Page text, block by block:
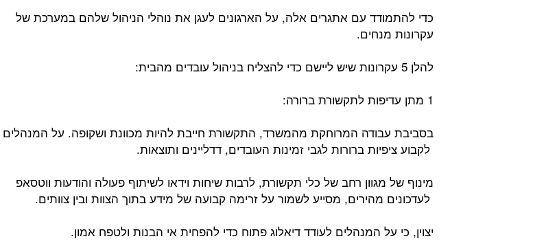
כדי להתמודד עם אתגרים אלה, על הארגונים לעגן את נוהלי הניהול שלהם במערכת של
עקרונות מנחים.
להלן 5 עקרונות שיש ליישם כדי להצליח בניהול עובדים מהבית:
1 מתן עדיפות לתקשורת ברורה:
בסביבת עבודה המרוחקת מהמשרד, התקשורת חייבת להיות מכוונת ושקופה. על המנהלים
לקבוע ציפיות ברורות לגבי זמינות העובדים, דדליינים ותוצאות.
מינוף של מגוון רחב של כלי תקשורת, לרבות שיחות וידאו לשיתוף פעולה והודעות ווטסאפ
לעדכונים מהירים, מסייע לשמור על זרימה קבועה של מידע בתוך הצוות ובין צוותים.
יצוין, כי על המנהלים לעודד דיאלוג פתוח כדי להפחית אי הבנות ולטפח אמון.